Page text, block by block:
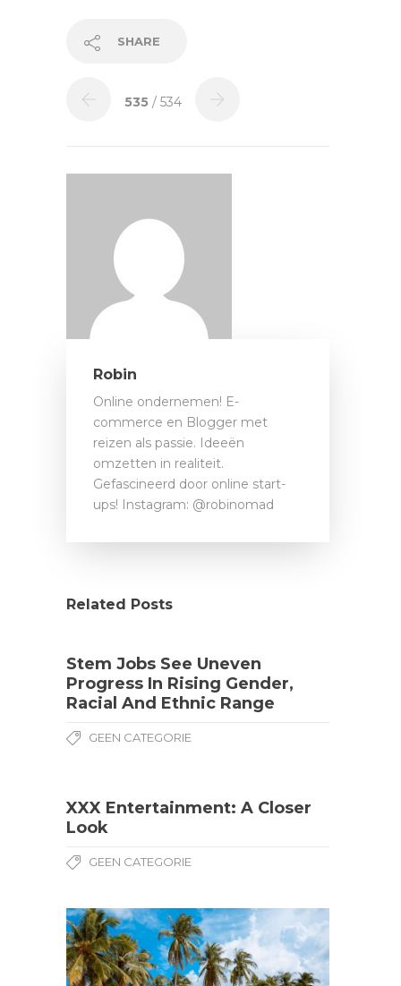
SHARE
535 / 534
Robin
Online ondernemen! E-
commerce en Blogger met
reizen als passie. Ideeën
omzetten in realiteit.
Gefascineerd door online start-
ups! Instagram: @robinomad
Related Posts
Stem Jobs See Uneven
Progress In Rising Gender,
Racial And Ethnic Range
GEEN CATEGORIE
XXX Entertainment: A Closer
Look
GEEN CATEGORIE